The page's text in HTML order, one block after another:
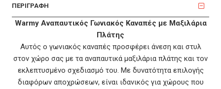
ΠΕΡΙΓΡΑΦΗ
Warmy Αναπαυτικός Γωνιακός Καναπές με Μαξιλάρια
Πλάτης
Αυτός ο γωνιακός καναπές προσφέρει άνεση και στυλ
στον χώρο σας με τα αναπαυτικά μαξιλάρια πλάτης και τον
εκλεπτυσμένο σχεδιασμό του. Με δυνατότητα επιλογής
διαφόρων αποχρώσεων, είναι ιδανικός για χώρους που